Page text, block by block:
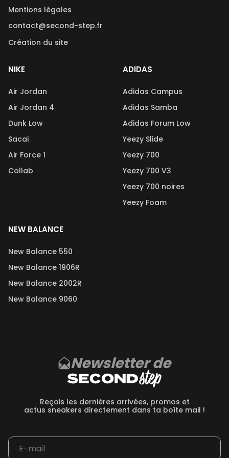
Mentions légales
contact@second-step.fr
Création du site
NIKE
Air Jordan
Air Jordan 4
Dunk Low
Sacai
Air Force 1
Collab
ADIDAS
Adidas Campus
Adidas Samba
Adidas Forum Low
Yeezy Slide
Yeezy 700
Yeezy 700 V3
Yeezy 700 noires
Yeezy Foam
NEW BALANCE
New Balance 550
New Balance 1906R
New Balance 2002R
New Balance 9060
Newsletter de
Reçois les dernières arrivées, promos et
actus sneakers directement dans ta boîte mail !